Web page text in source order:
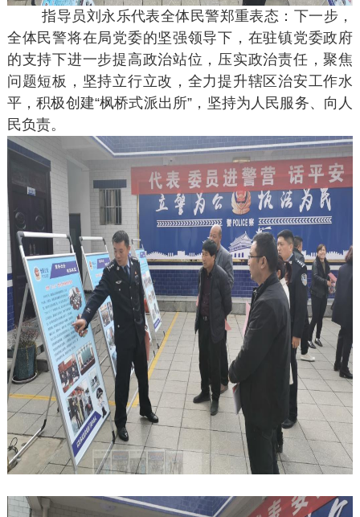
指导员刘永乐代表全体民警郑重表态：下一步，
全体民警将在局党委的坚强领导下，在驻镇党委政府
的支持下进一步提高政治站位，压实政治责任，聚焦
问题短板，坚持立行立改，全力提升辖区治安工作水
平，积极创建“枫桥式派出所”，坚持为人民服务、向人
民负责。